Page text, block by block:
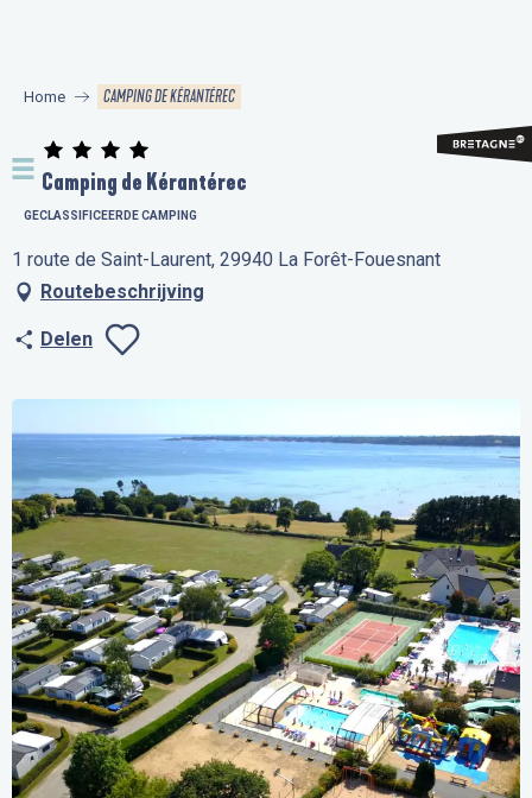
principal
Home CAMPING DE KÉRANTÉREC
Camping de Kérantérec
GECLASSIFICEERDE CAMPING
1 route de Saint-Laurent, 29940 La Forêt-Fouesnant
Routebeschrijving
Delen